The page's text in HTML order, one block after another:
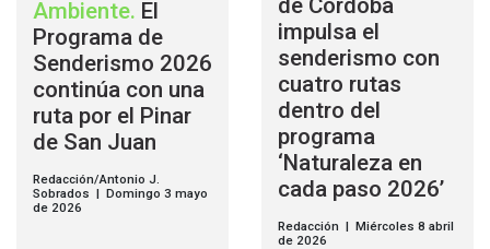
Ambiente. El
Programa de
Senderismo 2026
continúa con una
ruta por el Pinar
de San Juan
Redacción/Antonio J.
Sobrados | Domingo 3 mayo
de 2026
impulsa el
senderismo con
cuatro rutas
dentro del
programa
‘Naturaleza en
cada paso 2026’
Redacción | Miércoles 8 abril
de 2026